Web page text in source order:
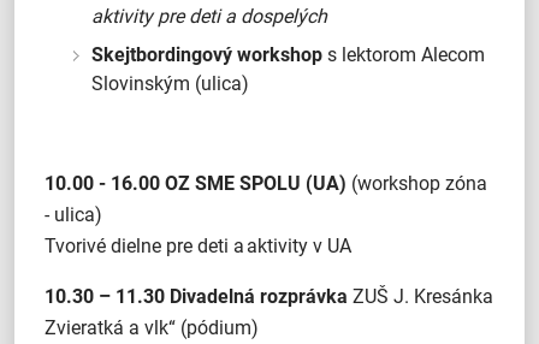
aktivity pre deti a dospelých
Skejtbordingový workshop s lektorom Alecom
Slovinským (ulica)
10.00 - 16.00 OZ SME SPOLU (UA) (workshop zóna
- ulica)
Tvorivé dielne pre deti a aktivity v UA
10.30 – 11.30 Divadelná rozprávka ZUŠ J. Kresánka
Zvieratká a vlk“ (pódium)